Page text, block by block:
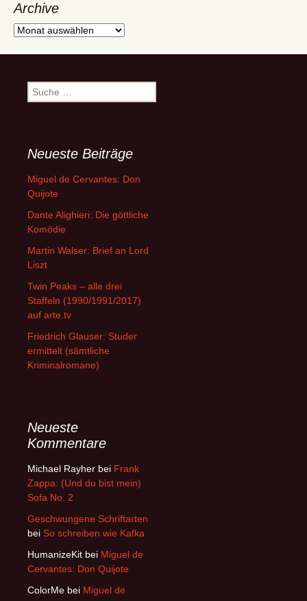
Archive
Archive
Suche
nach:
Neueste Beiträge
Miguel de Cervantes: Don
Quijote
Dante Alighieri: Die göttliche
Komödie
Martin Walser: Brief an Lord
Liszt
Twin Peaks – alle drei
Staffeln (1990/1991/2017)
auf arte.tv
Friedrich Glauser: Studer
ermittelt (sämtliche
Kriminalromane)
Neueste
Kommentare
Michael Rayher bei Frank
Zappa: (Und du bist mein)
Sofa No. 2
Geschwungene Schriftarten
bei So schreiben wie Kafka
HumanizeKit bei Miguel de
Cervantes: Don Quijote
ColorMe bei Miguel de